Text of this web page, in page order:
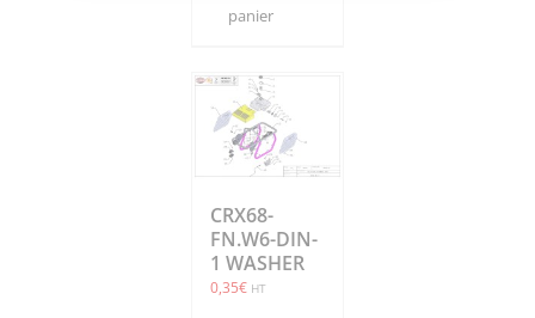
panier
CRX68-
FN.W6-DIN-
1 WASHER
0,35€ HT